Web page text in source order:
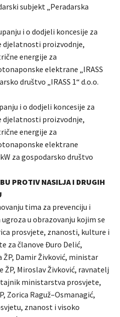
subjekt „Peradarska
i o dodjeli koncesije za
djelatnosti proizvodnje,
energije za
elektrane „IRASS
društvo „IRASS 1“ d.o.o.
i o dodjeli koncesije za
djelatnosti proizvodnje,
energije za
elektrane
kW za gospodarsko društvo
PROTIV NASILJA I DRUGIH
tima za prevenciju i
u obrazovanju kojim se
prosvjete, znanosti, kulture i
za članove Đuro Delić,
Damir Živković, ministar
Miroslav Živković, ravnatelj
tajnik ministarstva prosvjete,
Zorica Raguž–Osmanagić,
znanost i visoko